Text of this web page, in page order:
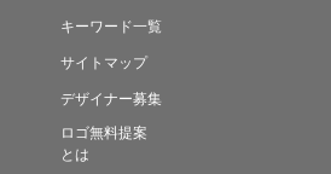
キーワード一覧
サイトマップ
デザイナー募集
ロゴ無料提案
とは